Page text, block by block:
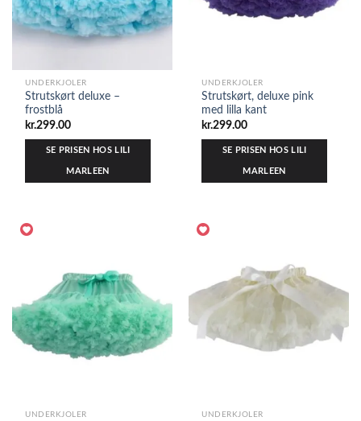
UNDERKJOLER
Strutskørt deluxe –
frostblå
kr.299.00
SE PRISEN HOS LILI
MARLEEN
UNDERKJOLER
Strutskørt, deluxe pink
med lilla kant
kr.299.00
SE PRISEN HOS LILI
MARLEEN
UNDERKJOLER UNDERKJOLER